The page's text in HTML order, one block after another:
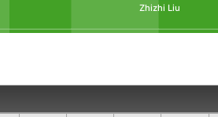
Zhizhi Liu